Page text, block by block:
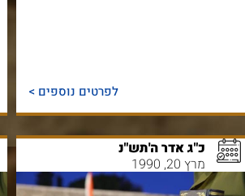
לפרטים נוספים >
כ"ג אדר ה'תש"נ
מרץ 20, 1990